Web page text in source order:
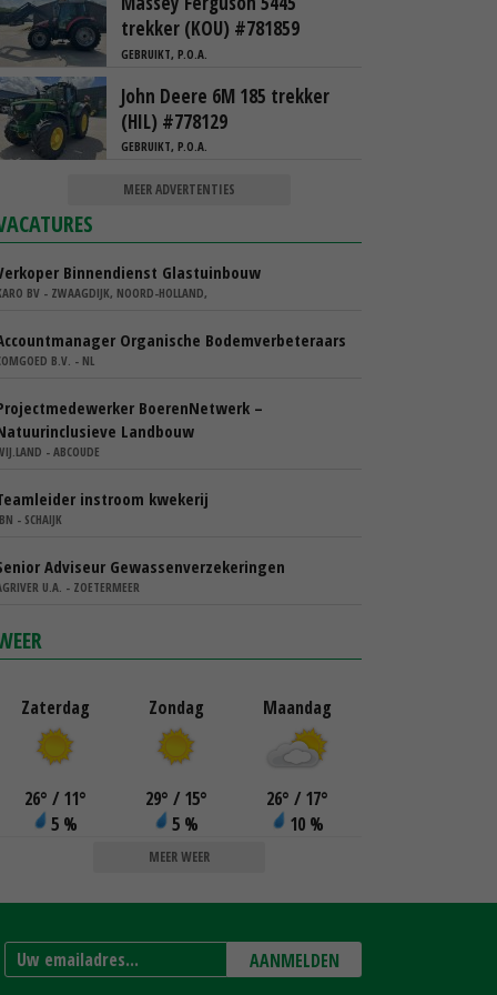
trekker (KOU) #781859
GEBRUIKT, P.O.A.
John Deere 6M 185 trekker
(HIL) #778129
GEBRUIKT, P.O.A.
MEER ADVERTENTIES
Binnendienst Glastuinbouw
BV - ZWAAGDIJK, NOORD-HOLLAND,
Organische Bodemverbeteraars
B.V. - NL
BoerenNetwerk –
Landbouw
- ABCOUDE
instroom kwekerij
- SCHAIJK
Adviseur Gewassenverzekeringen
U.A. - ZOETERMEER
Zaterdag
26° / 11°
5 %
Zondag
29° / 15°
5 %
Maandag
26° / 17°
10 %
MEER WEER
AANMELDEN